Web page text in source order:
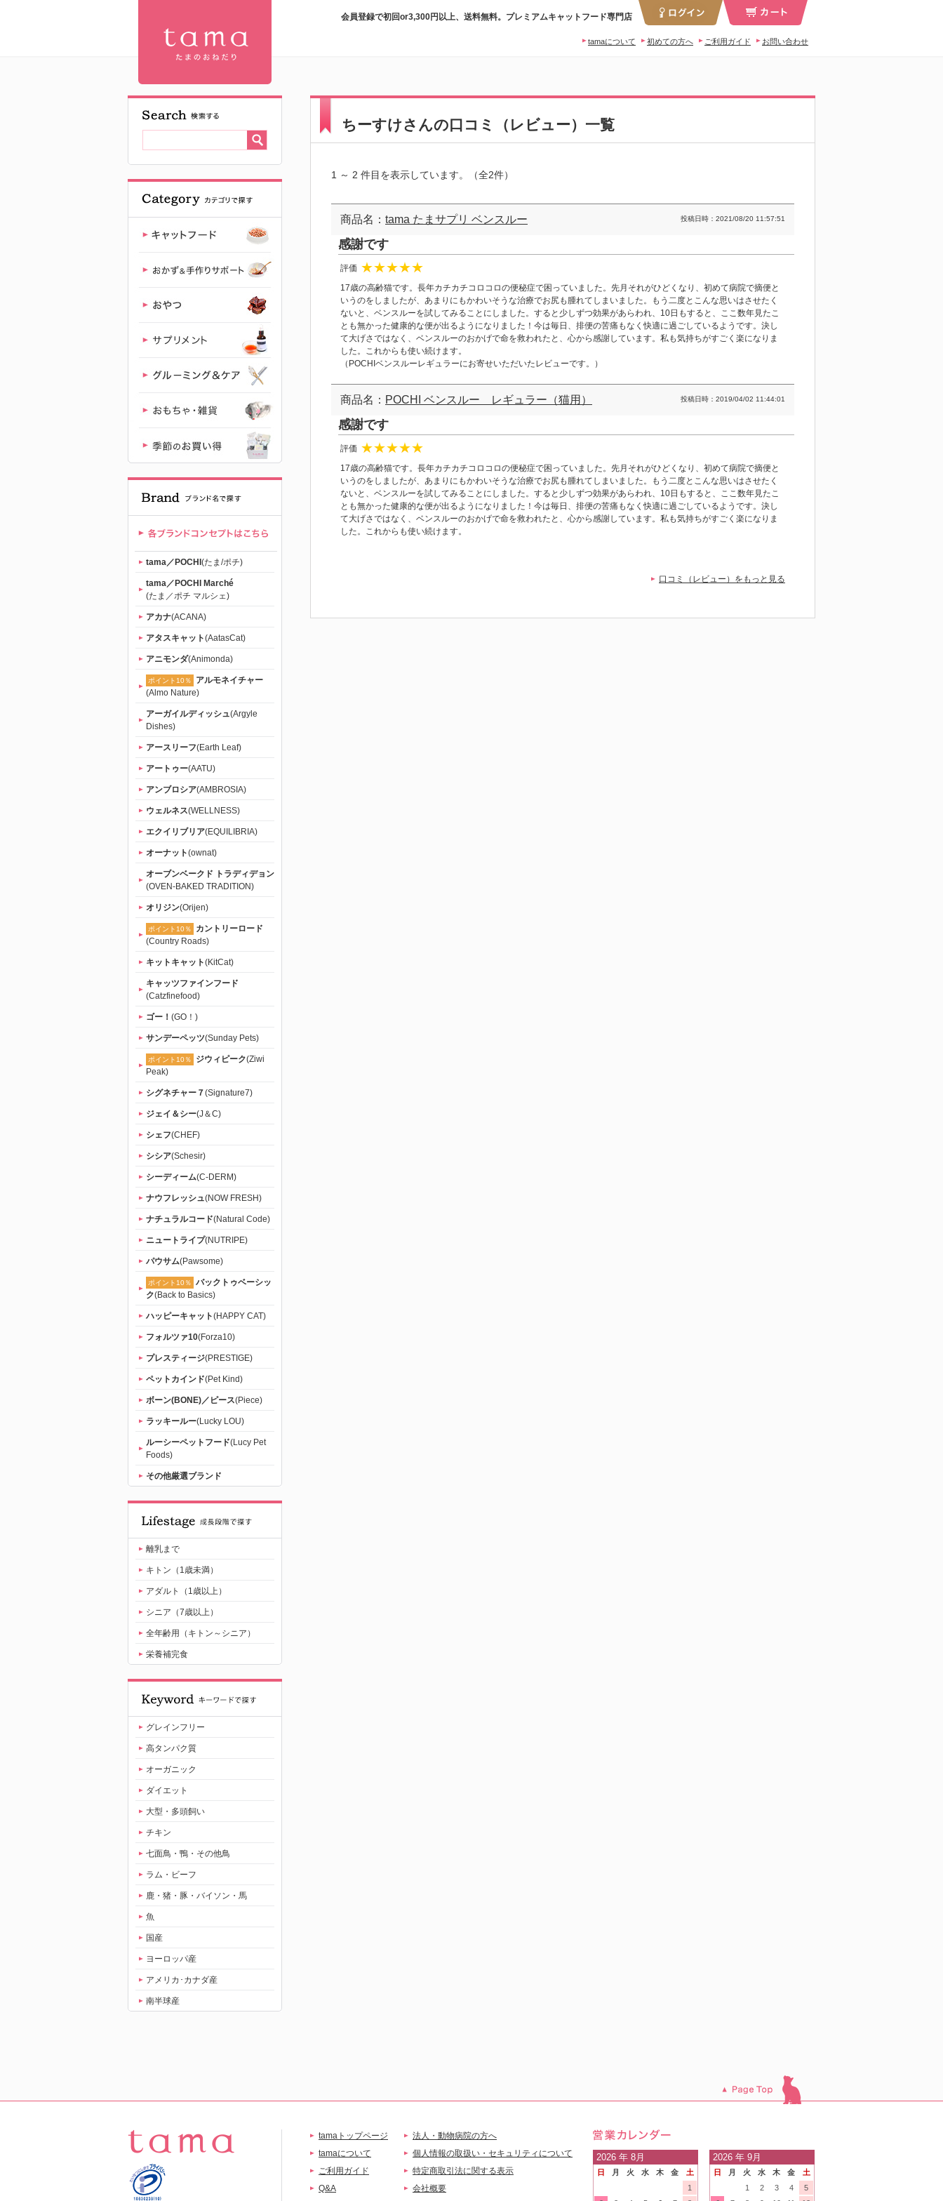
【公式】プ
レミアムキ
ャットフー
ド専門店
「たまのお
ねだり
（tama）」
｜初回送料
無料
会員登録で初回or3,300円以上、送料無料。プレミアムキャットフード専門店
お問い合わせ
ご利用ガイド
初めての方へ
tamaについて
tama／POCHI (たま/ポチ)
tama／POCHI Marché
(たま／ポチ マルシェ)
アカナ(ACANA)
アタスキャット(AatasCat)
アニモンダ(Animonda)
ポイント10％
アルモネイチャー
(Almo Nature)
アーガイルディッシュ(Argyle
Dishes)
アースリーフ(Earth Leaf)
アートゥー(AATU)
アンブロシア(AMBROSIA)
ウェルネス(WELLNESS)
エクイリブリア(EQUILIBRIA)
オーナット(ownat)
オーブンベークド トラディデョン
(OVEN-BAKED TRADITION)
オリジン(Orijen)
ポイント10％
カントリーロード
(Country Roads)
キットキャット(KitCat)
キャッツファインフード
(Catzfinefood)
ゴー！ (GO！)
サンデーペッツ(Sunday Pets)
ポイント10％ ジウィピーク(Ziwi
Peak)
シグネチャー７(Signature7)
ジェイ＆シー(J＆C)
シェフ(CHEF)
シシア(Schesir)
シーディーム(C-DERM)
ナウフレッシュ(NOW FRESH)
ナチュラルコード(Natural Code)
ニュートライプ(NUTRIPE)
パウサム(Pawsome)
ポイント10％
バックトゥベーシッ
ク(Back to Basics)
ハッピーキャット(HAPPY CAT)
フォルツァ10(Forza10)
プレスティージ(PRESTIGE)
ペットカインド(Pet Kind)
ボーン(BONE)／ピース(Piece)
ラッキールー(Lucky LOU)
ルーシーペットフード(Lucy Pet
Foods)
その他厳選ブランド
離乳まで
キトン（1歳未満）
アダルト（1歳以上）
シニア（7歳以上）
全年齢用（キトン～シニア）
栄養補完食
グレインフリー
高タンパク質
オーガニック
ダイエット
大型・多頭飼い
チキン
七面鳥・鴨・その他鳥
ラム・ビーフ
鹿・猪・豚・バイソン・馬
魚
国産
ヨーロッパ産
アメリカ･カナダ産
南半球産
ちーすけさんの口コミ（レビュー）一覧
1 ～ 2 件目を表示しています。（全2件）
商品名： tama たまサプリ ベンスルー 投稿日時：2021/08/20 11:57:51
感謝です
評価
17歳の高齢猫です。長年カチカチコロコロの便秘症で困っていました。先月それがひどくなり、初めて病院で摘便と
いうのをしましたが、あまりにもかわいそうな治療でお尻も腫れてしまいました。もう二度とこんな思いはさせたく
ないと、ベンスルーを試してみることにしました。すると少しずつ効果があらわれ、10日もすると、ここ数年見たこ
とも無かった健康的な便が出るようになりました！今は毎日、排便の苦痛もなく快適に過ごしているようです。決し
て大げさではなく、ベンスルーのおかげで命を救われたと、心から感謝しています。私も気持ちがすごく楽になりま
した。これからも使い続けます。
（POCHIベンスルーレギュラーにお寄せいただいたレビューです。）
商品名： POCHI ベンスルー レギュラー（猫用） 投稿日時：2019/04/02 11:44:01
感謝です
評価
17歳の高齢猫です。長年カチカチコロコロの便秘症で困っていました。先月それがひどくなり、初めて病院で摘便と
いうのをしましたが、あまりにもかわいそうな治療でお尻も腫れてしまいました。もう二度とこんな思いはさせたく
ないと、ベンスルーを試してみることにしました。すると少しずつ効果があらわれ、10日もすると、ここ数年見たこ
とも無かった健康的な便が出るようになりました！今は毎日、排便の苦痛もなく快適に過ごしているようです。決し
て大げさではなく、ベンスルーのおかげで命を救われたと、心から感謝しています。私も気持ちがすごく楽になりま
した。これからも使い続けます。
口コミ（レビュー）をもっと見る
tamaトップページ
tamaについて
ご利用ガイド
Q&A
法人・動物病院の方へ
個人情報の取扱い・セキュリティについて
特定商取引法に関する表示
会社概要
営業日の
ご案内
2026 年 8月
日 月 火 水 木 金
土
1
2026 年 9月
日 月 火 水 木 金
土
1
2 3 4
5